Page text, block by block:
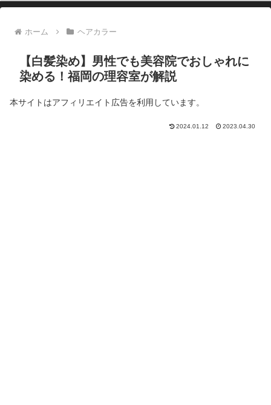
ホーム ヘアカラー
【白髪染め】男性でも美容院でおしゃれに
染める！福岡の理容室が解説
本サイトはアフィリエイト広告を利用しています。
2024.01.12 2023.04.30